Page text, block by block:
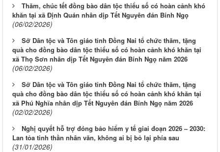
Thăm, chúc tết đồng bào dân tộc thiểu số có hoàn cảnh khó
khăn tại xã Định Quán nhân dịp Tết Nguyên đán Bính Ngọ
(06/02/2026)
Sở Dân tộc và Tôn giáo tỉnh Đồng Nai tổ chức thăm, tặng
quà cho đồng bào dân tộc thiểu số có hoàn cảnh khó khăn tại
xã Thọ Sơn nhân dịp Tết Nguyên đán Bính Ngọ năm 2026
(06/02/2026)
Sở Dân tộc và Tôn giáo tỉnh Đồng Nai tổ chức thăm, tặng
quà cho đồng bào dân tộc thiểu số có hoàn cảnh khó khăn tại
xã Phú Nghĩa nhân dịp Tết Nguyên đán Bính Ngọ năm 2026
(02/02/2026)
Nghị quyết hỗ trợ đóng bảo hiểm y tế giai đoạn 2026 – 2030:
Lan tỏa tinh thần nhân văn, không ai bị bỏ lại phía sau
(31/01/2026)